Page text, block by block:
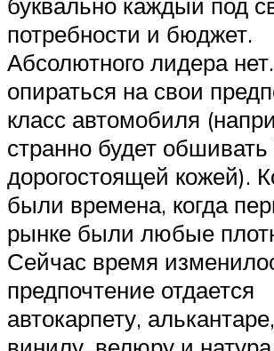
буквально каждый под
потребности и бюджет.
Абсолютного лидера
опираться на свои
класс автомобиля
странно будет
дорогостоящей кожей).
были времена, когда
рынке были любые
Сейчас время
предпочтение отдается
автокарпету,